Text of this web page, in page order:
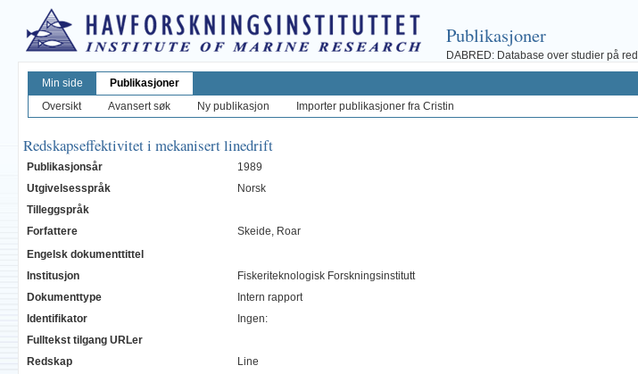
Publikasjoner
DABRED: Database over studier på
Min side
Publikasjoner
Oversikt
Avansert søk Ny publikasjon Importer publikasjoner fra Cristin
Redskapseffektivitet i mekanisert linedrift
Publikasjonsår
1989
Utgivelsesspråk
Norsk
Tilleggspråk
Forfattere
Skeide, Roar
Engelsk dokumenttittel
Institusjon
Fiskeriteknologisk Forskningsinstitutt
Dokumenttype
Intern rapport
Identifikator
Ingen:
Fulltekst tilgang URLer
Redskap
Line